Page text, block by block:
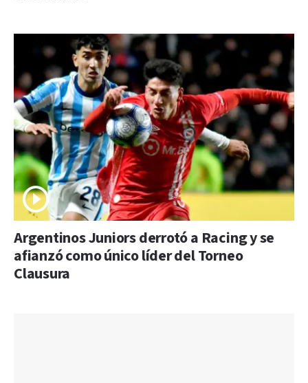
Argentinos Juniors derrotó a Racing y se
afianzó como único líder del Torneo
Clausura